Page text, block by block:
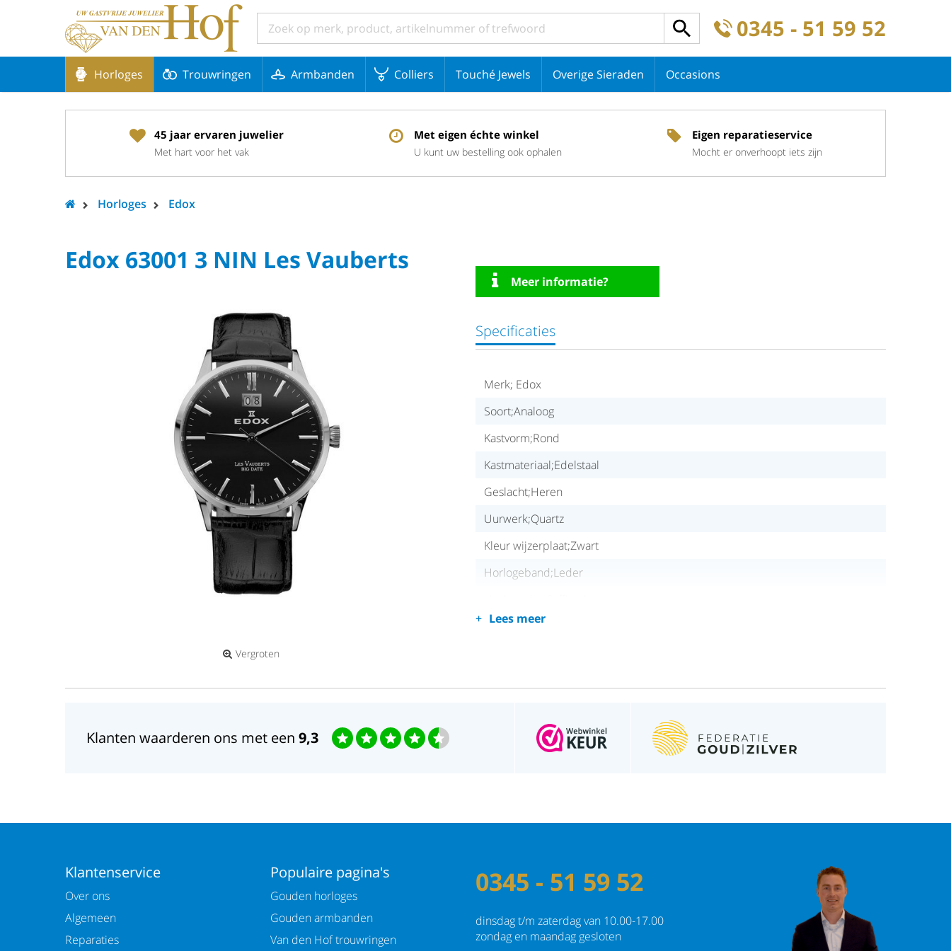
0345 - 51 59 52
Horloges Trouwringen Armbanden Colliers Touché Jewels Overige Sieraden Occasions
45 jaar ervaren juwelier
Met hart voor het vak
Met eigen échte winkel
U kunt uw bestelling ook ophalen
Eigen reparatieservice
Mocht er onverhoopt iets zijn
Horloges Edox
Edox 63001 3 NIN Les Vauberts
Vergroten
Meer informatie?
Specificaties
Merk; Edox
Soort;Analoog
Kastvorm;Rond
Kastmateriaal;Edelstaal
Geslacht;Heren
Uurwerk;Quartz
Kleur wijzerplaat;Zwart
Horlogeband;Leder
Waterdichtheid;50 meter
Lees meer
Klanten waarderen ons met een 9,3
Klantenservice
Over ons
Algemeen
Reparaties
Populaire pagina's
Gouden horloges
Gouden armbanden
Van den Hof trouwringen
0345 - 51 59 52
dinsdag t/m zaterdag van 10.00-17.00
zondag en maandag gesloten